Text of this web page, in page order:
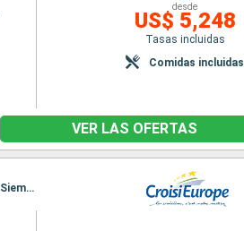
desde
US$ 5,248
Tasas incluidas
Comidas incluidas
VER LAS OFERTAS
Itinerario : Ho Chi Minh-Ville, Chao gao Canal, Sa Dec, Chau Doc, Phnom Penh, Kampong Chhnang, Tonle, Siem Reap, Angkor, Siem Reap